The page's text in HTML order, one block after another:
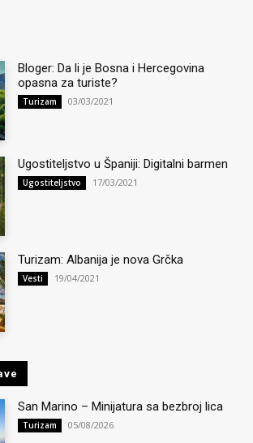
Bloger: Da li je Bosna i Hercegovina
opasna za turiste?
Turizam 03/03/2021
Ugostiteljstvo u Španiji: Digitalni barmen
Ugostiteljstvo 17/03/2021
Turizam: Albanija je nova Grčka
Vesti 19/04/2021
San Marino – Minijatura sa bezbroj lica
Turizam 05/08/2026